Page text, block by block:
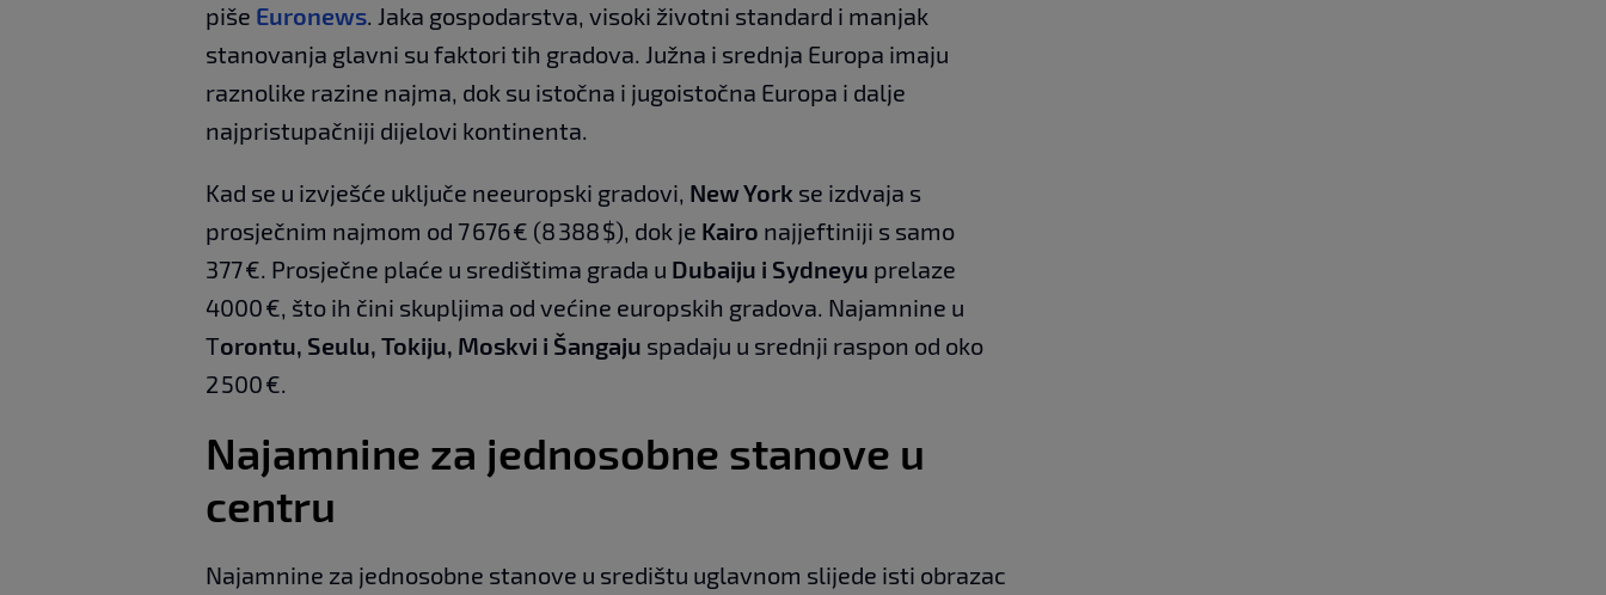
piše Euronews. Jaka gospodarstva, visoki životni standard i manjak
stanovanja glavni su faktori tih gradova. Južna i srednja Europa imaju
raznolike razine najma, dok su istočna i jugoistočna Europa i dalje
najpristupačniji dijelovi kontinenta.
Kad se u izvješće uključe neeuropski gradovi, New York se izdvaja s
prosječnim najmom od 7 676 € (8 388 $), dok je Kairo najjeftiniji s samo
377 €. Prosječne plaće u središtima grada u Dubaiju i Sydneyu prelaze
4000 €, što ih čini skupljima od većine europskih gradova. Najamnine u
Torontu, Seulu, Tokiju, Moskvi i Šangaju spadaju u srednji raspon od oko
2 500 €.
Najamnine za jednosobne stanove u
centru
Najamnine za jednosobne stanove u središtu uglavnom slijede isti obrazac